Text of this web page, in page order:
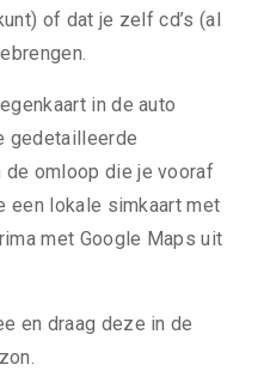
of dat je zelf cd’s (al
in de auto
gedetailleerde
de omloop die je vooraf
een lokale simkaart met
met Google Maps uit
en draag deze in de